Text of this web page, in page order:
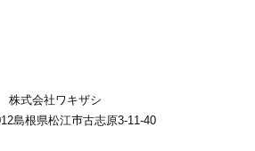
株式会社ワキザシ
島根県松江市古志原3-11-40